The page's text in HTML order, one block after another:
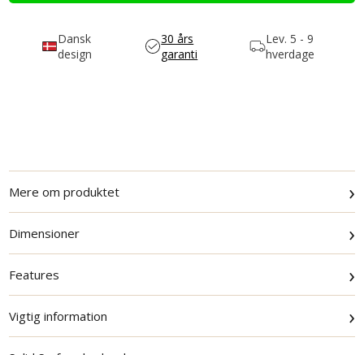
Dansk
design
30 års
garanti
Lev.5 - 9
hverdage
Mere om produktet ›
Dimensioner ›
Features ›
Vigtig information ›